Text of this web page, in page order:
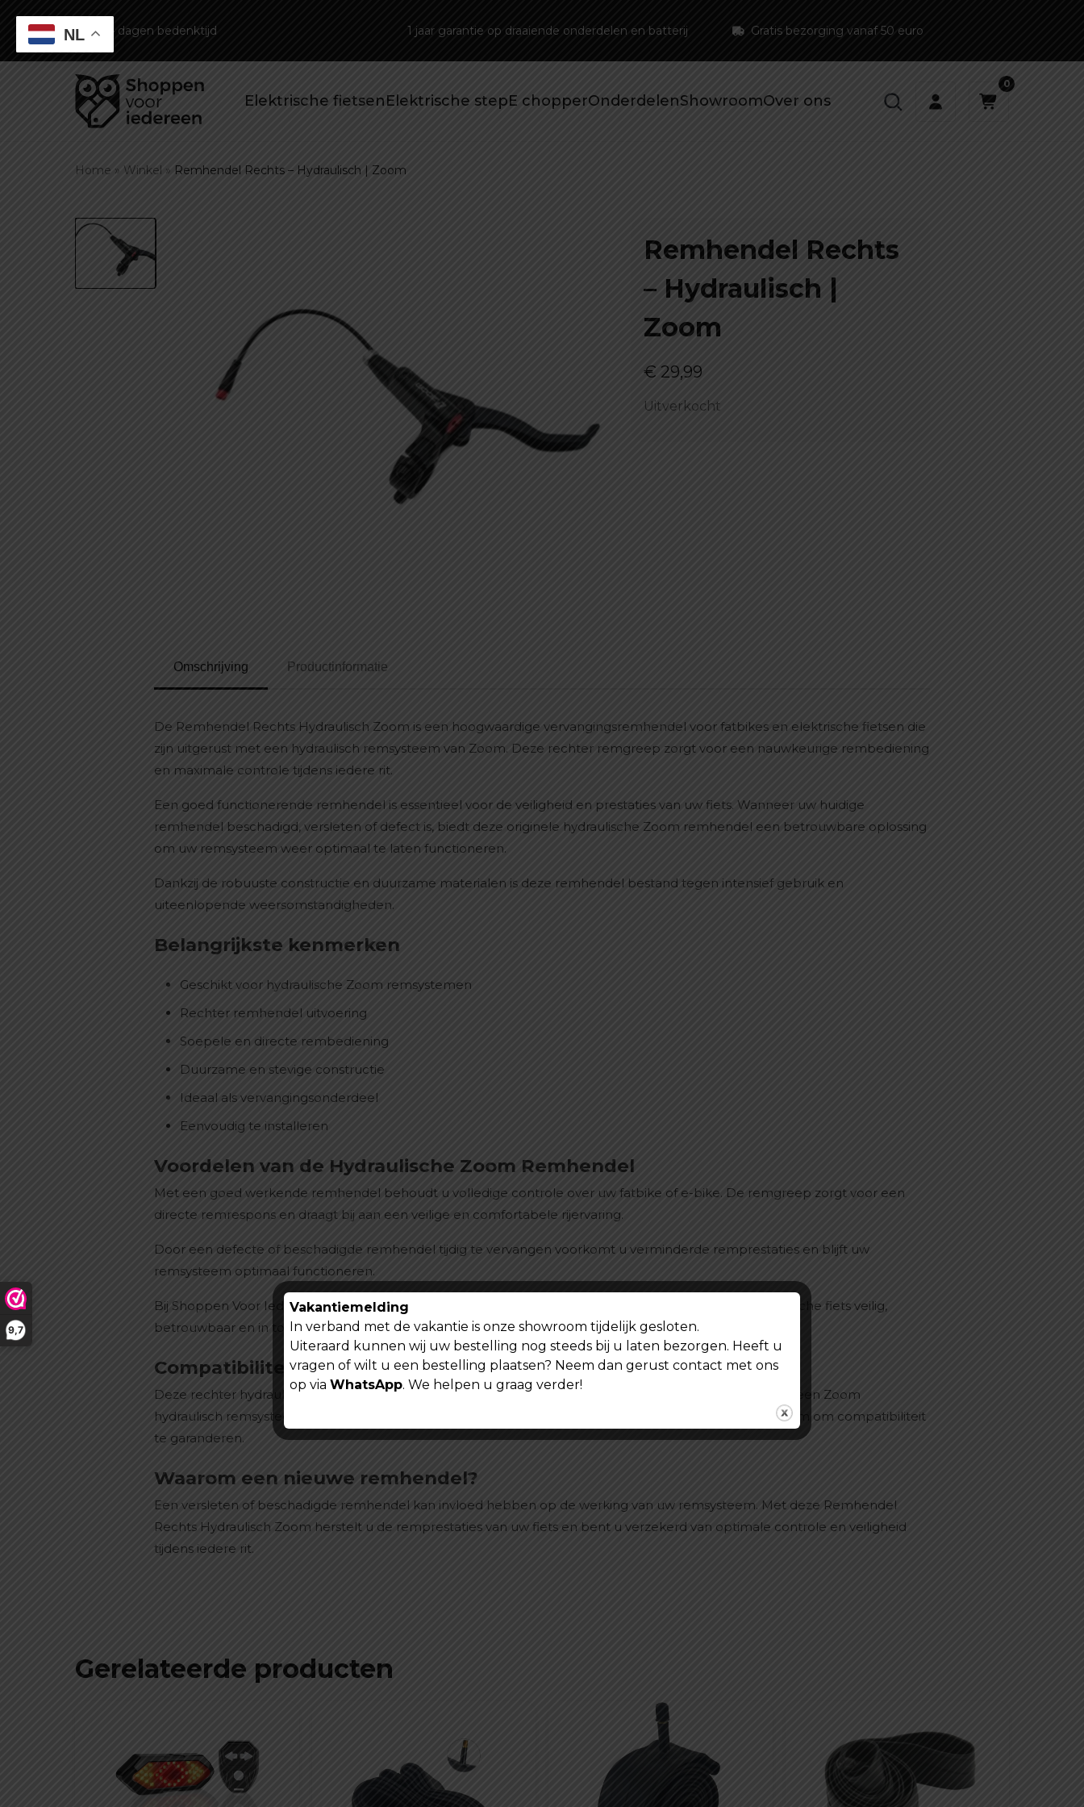
9,7
Gratis bezorging vanaf 50 euro
14 dagen bedenktijd 1 jaar garantie op draaiende onderdelen en batterij
Elektrische fietsenElektrische stepE chopperOnderdelenShowroomOver ons
0
Home » Winkel » Remhendel Rechts – Hydraulisch | Zoom
Remhendel Rechts
– Hydraulisch |
Zoom
€ 29,99
Uitverkocht
Omschrijving Productinformatie
De Remhendel Rechts Hydraulisch Zoom is een hoogwaardige vervangingsremhendel voor fatbikes en elektrische fietsen die
zijn uitgerust met een hydraulisch remsysteem van Zoom. Deze rechter remgreep zorgt voor een nauwkeurige rembediening
en maximale controle tijdens iedere rit.
Een goed functionerende remhendel is essentieel voor de veiligheid en prestaties van uw fiets. Wanneer uw huidige
remhendel beschadigd, versleten of defect is, biedt deze originele hydraulische Zoom remhendel een betrouwbare oplossing
om uw remsysteem weer optimaal te laten functioneren.
Dankzij de robuuste constructie en duurzame materialen is deze remhendel bestand tegen intensief gebruik en
uiteenlopende weersomstandigheden.
Belangrijkste kenmerken
Geschikt voor hydraulische Zoom remsystemen
Rechter remhendel uitvoering
Soepele en directe rembediening
Duurzame en stevige constructie
Ideaal als vervangingsonderdeel
Eenvoudig te installeren
Voordelen van de Hydraulische Zoom Remhendel
Met een goed werkende remhendel behoudt u volledige controle over uw fatbike of e-bike. De remgreep zorgt voor een
directe remrespons en draagt bij aan een veilige en comfortabele rijervaring.
Door een defecte of beschadigde remhendel tijdig te vervangen voorkomt u verminderde remprestaties en blijft uw
remsysteem optimaal functioneren.
Bij Shoppen Voor Iedereen vindt u kwalitatieve fatbike onderdelen en accessoires waarmee u uw elektrische fiets veilig,
betrouwbaar en in topconditie houdt.
Compatibiliteit
Deze rechter hydraulische remhendel is geschikt voor diverse fatbikes en e-bikes die gebruikmaken van een Zoom
hydraulisch remsysteem. Controleer vooraf altijd de aansluiting en specificaties van uw huidige remsysteem om compatibiliteit
te garanderen.
Waarom een nieuwe remhendel?
Een versleten of beschadigde remhendel kan invloed hebben op de werking van uw remsysteem. Met deze Remhendel
Rechts Hydraulisch Zoom herstelt u de remprestaties van uw fiets en bent u verzekerd van optimale controle en veiligheid
tijdens iedere rit.
Gerelateerde producten
NL
Vakantiemelding
In verband met de vakantie is onze showroom tijdelijk gesloten.
Uiteraard kunnen wij uw bestelling nog steeds bij u laten bezorgen. Heeft u
vragen of wilt u een bestelling plaatsen? Neem dan gerust contact met ons
op via WhatsApp. We helpen u graag verder!